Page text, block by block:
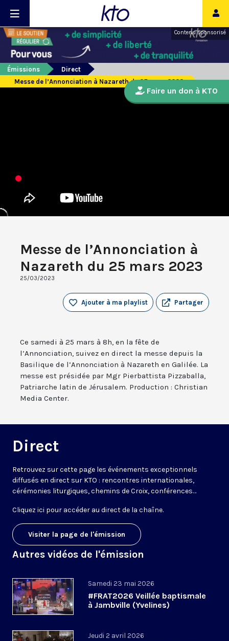
Contenu sponsorisé
Émissions
Direct
Messe de l’Annonciation à Nazareth du 25 mars 2023
Messe de l’Annonciation à
Nazareth du 25 mars 2023
25/03/2023
Partager
Ajouter à ma playlist
Ce samedi à 25 mars à 8h, en la fête de
l’Annonciation, suivez en direct la messe depuis la
Basilique de l’Annonciation à Nazareth en Galilée. La
messe est présidée par Mgr Pierbattista Pizzaballa,
Patriarche latin de Jérusalem. Production : Christian
Media Center.
Direct
Retrouvez sur cette page les événements exceptionnels
diffusés en direct sur KTO : rencontres internationales,
cérémonies liturgiques, chemins de Croix, conférences…
Cliquez ici pour accéder au direct de la chaîne.
Visiter la page de l'émission
Autres vidéos de l'émission
Samedi 23 mai 2026
#FRAT2026 Veillée baptismale
à Jambville (Yvelines)
Jeudi 2 avril 2026
Faire un don à KTO